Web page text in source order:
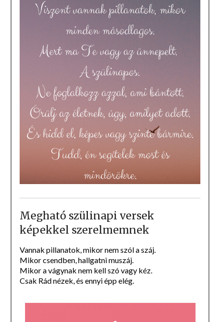
Megható szülinapi versek
képekkel szerelmemnek
Vannak pillanatok, mikor nem szól a száj.
Mikor csendben, hallgatni muszáj.
Mikor a vágynak nem kell szó vagy kéz.
Csak Rád nézek, és ennyi épp elég.